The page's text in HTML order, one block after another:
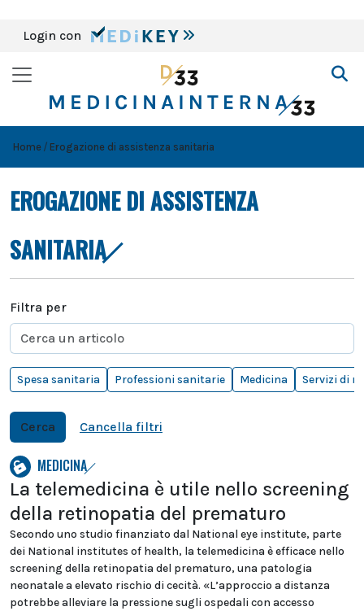
Login con
Home Erogazione di assistenza sanitaria
EROGAZIONE DI ASSISTENZA
SANITARIA
Filtra per
Spesa sanitaria Professioni sanitarie Medicina Servizi di
Cerca Cancella filtri
MEDICINA
La telemedicina è utile nello screening
della retinopatia del prematuro
Secondo uno studio finanziato dal National eye institute, parte
dei National institutes of health, la telemedicina è efficace nello
screening della retinopatia del prematuro, una patologia
neonatale a elevato rischio di cecità. «L’approccio a distanza
potrebbe alleviare la pressione sugli ospedali con accesso